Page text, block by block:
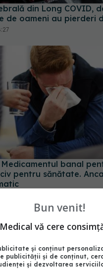
pentru sănătate.
Bun venit!
vă cere
și conținut
publicității și de conținut,
și dezvoltarea